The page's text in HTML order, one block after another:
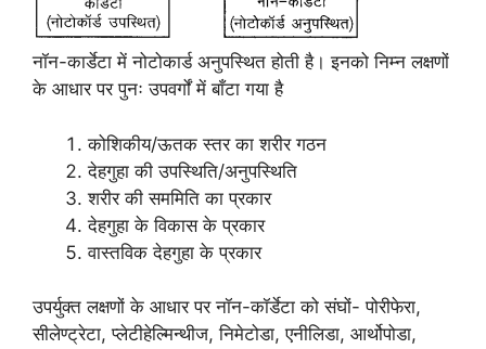
नॉन-कार्डेटा में नोटोकार्ड अनुपस्थित होती है। इनको निम्न लक्षणों
के आधार पर पुनः उपवर्गों में बाँटा गया है
कोशिकीय/ऊतक स्तर का शरीर गठन
देहगुहा की उपस्थिति/अनुपस्थिति
शरीर की सममिति का प्रकार
देहगुहा के विकास के प्रकार
वास्तविक देहगुहा के प्रकार
उपर्युक्त लक्षणों के आधार पर नॉन-कॉर्डेटा को संघों- पोरीफेरा,
सीलेण्ट्रेटा, प्लेटीहेल्मिन्थीज, निमेटोडा, एनीलिडा, आर्थोपोडा,